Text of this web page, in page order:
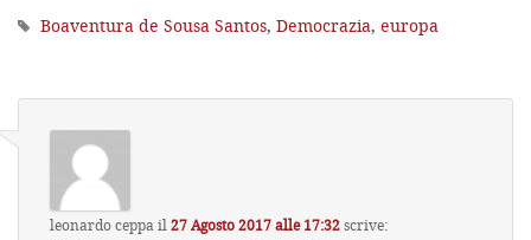
Boaventura de Sousa Santos, Democrazia, europa
leonardo ceppail27 Agosto 2017 alle 17:32scrive: